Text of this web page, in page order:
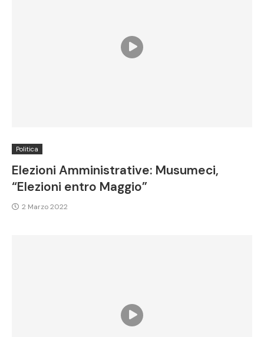
Politica
Elezioni Amministrative: Musumeci,
“Elezioni entro Maggio”
2 Marzo 2022